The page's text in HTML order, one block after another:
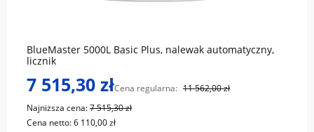
BlueMaster 5000L Basic Plus, nalewak automatyczny,
licznik
7 515,30 złCena regularna: 11 562,00 zł
Najniższa cena:7 515,30 zł
Cena netto:6 110,00 zł